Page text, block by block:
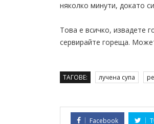
няколко минути, докато
Това е всичко, извадете
сервирайте гореща.
ТАГОВЕ: лучена супа
Facebook